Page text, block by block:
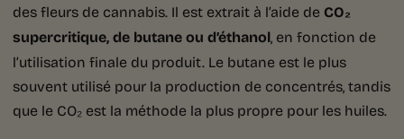
des fleurs de cannabis. Il est extrait à l’aide de CO₂
supercritique, de butane ou d’éthanol, en fonction de
l’utilisation finale du produit. Le butane est le plus
souvent utilisé pour la production de concentrés, tandis
que le CO₂ est la méthode la plus propre pour les huiles.